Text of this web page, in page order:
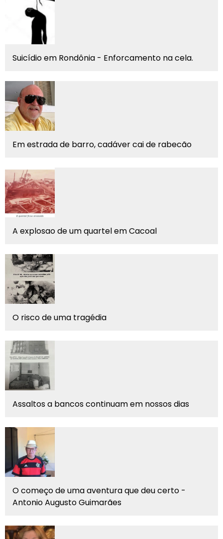
Suicídio em Rondônia - Enforcamento na cela.
Em estrada de barro, cadáver cai de rabecão
A explosao de um quartel em Cacoal
O risco de uma tragédia
Assaltos a bancos continuam em nossos dias
O começo de uma aventura que deu certo -
Antonio Augusto Guimarães